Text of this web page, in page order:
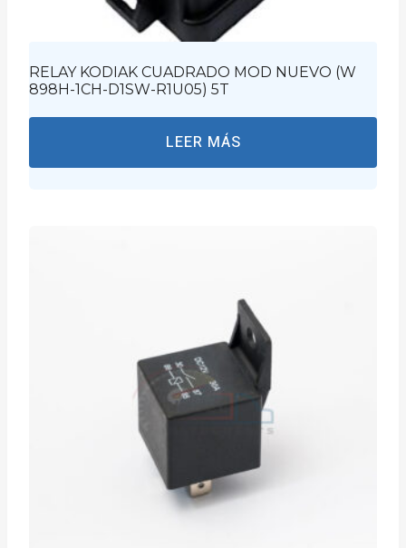
RELAY KODIAK CUADRADO MOD NUEVO (W
898H-1CH-D1SW-R1U05) 5T
LEER MÁS